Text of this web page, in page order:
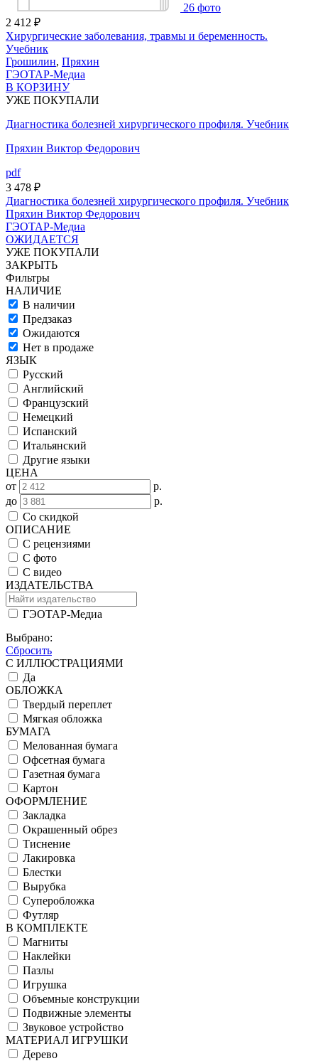
26 фото
2 412 ₽
Хирургические заболевания, травмы и беременность.
Учебник
Грошилин, Пряхин
ГЭОТАР-Медиа
В КОРЗИНУ
УЖЕ ПОКУПАЛИ
Диагностика болезней хирургического профиля. Учебник
Пряхин Виктор Федорович
pdf
3 478 ₽
Диагностика болезней хирургического профиля. Учебник
Пряхин Виктор Федорович
ГЭОТАР-Медиа
ОЖИДАЕТСЯ
УЖЕ ПОКУПАЛИ
ЗАКРЫТЬ
Фильтры
НАЛИЧИЕ
В наличии
Предзаказ
Ожидаются
Нет в продаже
ЯЗЫК
Русский
Английский
Французский
Немецкий
Испанский
Итальянский
Другие языки
ЦЕНА
от
р.
до
р.
Со скидкой
ОПИСАНИЕ
С рецензиями
С фото
С видео
ИЗДАТЕЛЬСТВА
ГЭОТАР-Медиа
Выбрано:
Сбросить
С ИЛЛЮСТРАЦИЯМИ
Да
ОБЛОЖКА
Твердый переплет
Мягкая обложка
БУМАГА
Мелованная бумага
Офсетная бумага
Газетная бумага
Картон
ОФОРМЛЕНИЕ
Закладка
Окрашенный обрез
Тиснение
Лакировка
Блестки
Вырубка
Суперобложка
Футляр
В КОМПЛЕКТЕ
Магниты
Наклейки
Пазлы
Игрушка
Объемные конструкции
Подвижные элементы
Звуковое устройство
МАТЕРИАЛ ИГРУШКИ
Дерево